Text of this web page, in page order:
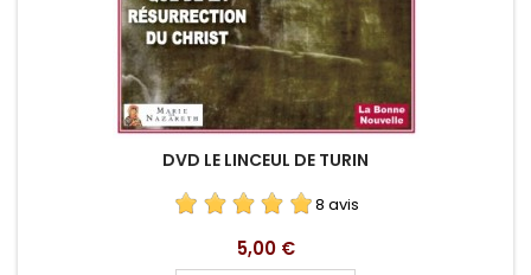
DVD LE LINCEUL DE TURIN
8 avis
Prix
5,00 €